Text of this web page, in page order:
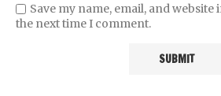
Save my name, email, and
the next time I comment.